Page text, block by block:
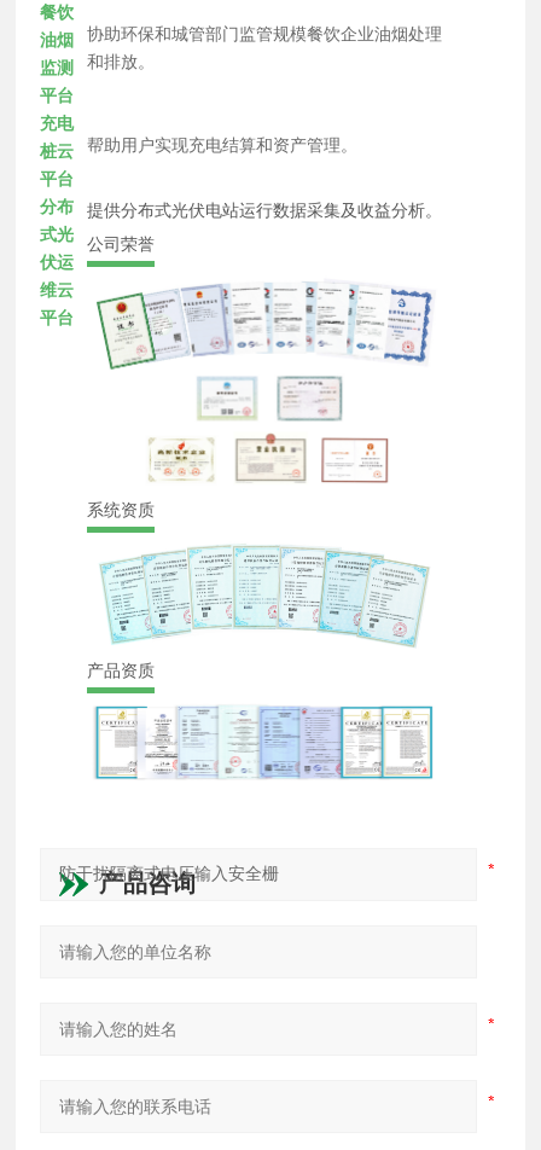
餐饮
油烟
监测
平台
协助环保和城管部门监管规模餐饮企业油烟处理
和排放。
充电
桩云
平台
帮助用户实现充电结算和资产管理。
分布
式光
伏运
维云
平台
提供分布式光伏电站运行数据采集及收益分析。
公司荣誉
系统资质
产品资质
产品咨询